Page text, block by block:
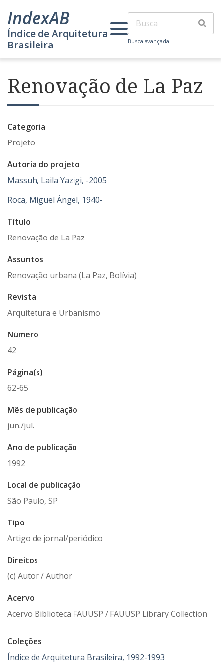
IndexAB
Índice de Arquitetura
Brasileira
Busca avançada
Renovação de La Paz
Categoria
Projeto
Autoria do projeto
Massuh, Laila Yazigi, -2005
Roca, Miguel Ángel, 1940-
Título
Renovação de La Paz
Assuntos
Renovação urbana (La Paz, Bolívia)
Revista
Arquitetura e Urbanismo
Número
42
Página(s)
62-65
Mês de publicação
jun./jul.
Ano de publicação
1992
Local de publicação
São Paulo, SP
Tipo
Artigo de jornal/periódico
Direitos
(c) Autor / Author
Acervo
Acervo Biblioteca FAUUSP / FAUUSP Library Collection
Coleções
Índice de Arquitetura Brasileira, 1992-1993